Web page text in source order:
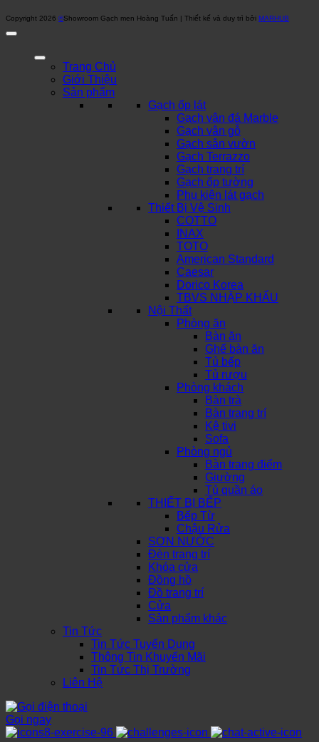
Copyright 2026 ©Showroom Gạch men Hoàng Tuấn | Thiết kế và duy trì bởi MARHUB
Trang Chủ
Giới Thiệu
Sản phẩm
Gạch ốp lát
Gạch vân đá Marble
Gạch vân gỗ
Gạch sân vườn
Gạch Terrazzo
Gạch trang trí
Gạch ốp tường
Phụ kiện lát gạch
Thiết Bị Vệ Sinh
COTTO
INAX
TOTO
American Standard
Caesar
Dorico Korea
TBVS NHẬP KHẨU
Nội Thất
Phòng ăn
Bàn ăn
Ghế bàn ăn
Tủ bếp
Tủ rượu
Phòng khách
Bàn trà
Bàn trang trí
Kệ tivi
Sofa
Phòng ngủ
Bàn trang điểm
Giường
Tủ quần áo
THIẾT BỊ BẾP
Bếp Từ
Chậu Rửa
SƠN NƯỚC
Đèn trang trí
Khóa cửa
Đồng hồ
Đồ trang trí
Cửa
Sản phẩm khác
Tin Tức
Tin Tức Tuyển Dụng
Thông Tin Khuyến Mãi
Tin Tức Thị Trường
Liên Hệ
Gọi ngay